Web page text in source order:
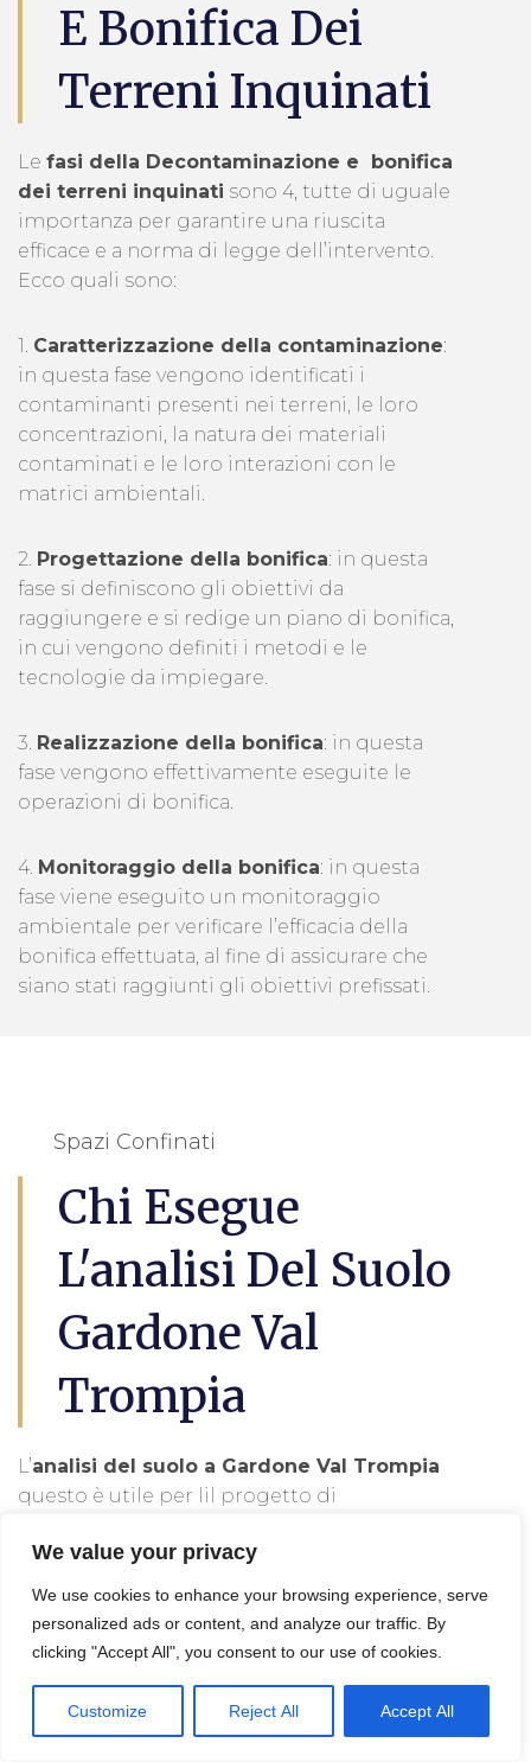
We value your privacy
We use cookies to enhance your browsing experience, serve
personalized ads or content, and analyze our traffic. By
clicking "Accept All", you consent to our use of cookies.
Customize Reject All Accept All
E Bonifica Dei
Terreni Inquinati
Le fasi della Decontaminazione e bonifica
dei terreni inquinati sono 4, tutte di uguale
importanza per garantire una riuscita
efficace e a norma di legge dell’intervento.
Ecco quali sono:
1. Caratterizzazione della contaminazione:
in questa fase vengono identificati i
contaminanti presenti nei terreni, le loro
concentrazioni, la natura dei materiali
contaminati e le loro interazioni con le
matrici ambientali.
2. Progettazione della bonifica: in questa
fase si definiscono gli obiettivi da
raggiungere e si redige un piano di bonifica,
in cui vengono definiti i metodi e le
tecnologie da impiegare.
3. Realizzazione della bonifica: in questa
fase vengono effettivamente eseguite le
operazioni di bonifica.
4. Monitoraggio della bonifica: in questa
fase viene eseguito un monitoraggio
ambientale per verificare l’efficacia della
bonifica effettuata, al fine di assicurare che
siano stati raggiunti gli obiettivi prefissati.
Spazi Confinati
Chi Esegue
L'analisi Del Suolo
Gardone Val
Trompia
L’analisi del suolo a Gardone Val Trompia
questo è utile per lil progetto di
effetti viene eseguita da un geologo, un
agronomo o un tecnico specializzato.
Queste persone possono analizzare
campioni di suolo per determinare le sue
proprietà, come l’acidità, la composizione
chimica, la presenza di nutrienti o l’attività